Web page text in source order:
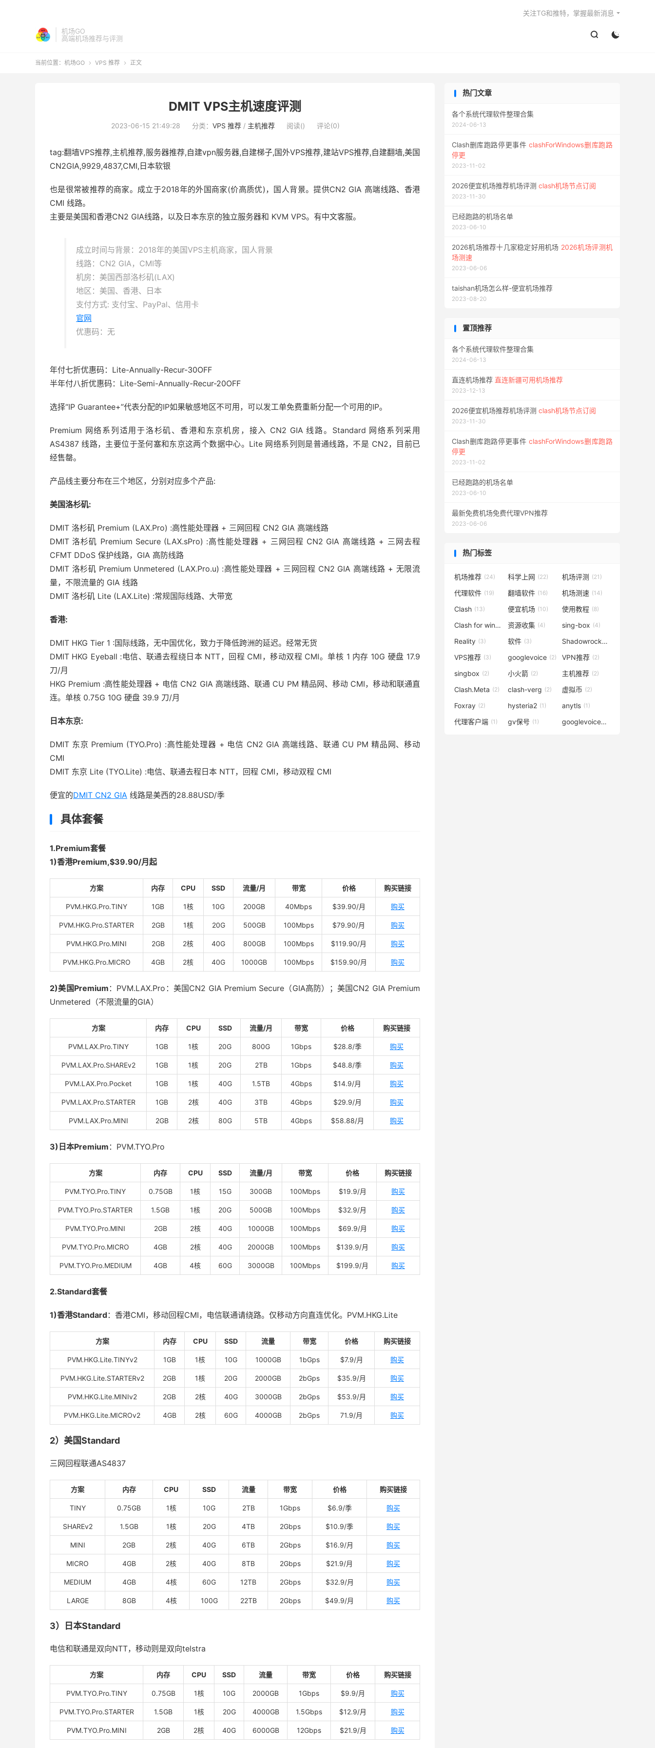
机场GO
高端机场推荐与评测
 
关注TG和推特，掌握最新消息
当前位置： 机场GO  VPS 推荐  正文
DMIT VPS主机速度评测
2023-06-15 21:49:28 分类： VPS 推荐/ 主机推荐 阅读() 评论(0)
tag:翻墙VPS推荐,主机推荐,服务器推荐,自建vpn服务器,自建梯子,国外VPS推荐,建站VPS推荐,自建翻墙,美国
CN2GIA,9929,4837,CMI,日本软银
也是很常被推荐的商家。成立于2018年的外国商家(价高质优)，国人背景。提供CN2 GIA 高端线路、香港
CMI 线路。
主要是美国和香港CN2 GIA线路，以及日本东京的独立服务器和 KVM VPS。有中文客服。
成立时间与背景：2018年的美国VPS主机商家，国人背景
线路：CN2 GIA，CMI等
机房：美国西部洛杉矶(LAX)
地区：美国、香港、日本
支付方式: 支付宝、PayPal、信用卡
官网
优惠码：无
年付七折优惠码：Lite-Annually-Recur-30OFF
半年付八折优惠码：Lite-Semi-Annually-Recur-20OFF
选择“IP Guarantee+”代表分配的IP如果敏感地区不可用，可以发工单免费重新分配一个可用的IP。
Premium 网络系列适用于洛杉矶、香港和东京机房，接入 CN2 GIA 线路。Standard 网络系列采用
AS4387 线路，主要位于圣何塞和东京这两个数据中心。Lite 网络系列则是普通线路，不是 CN2，目前已
经售罄。
产品线主要分布在三个地区，分别对应多个产品:
美国洛杉矶:
DMIT 洛杉矶 Premium (LAX.Pro) :高性能处理器 + 三网回程 CN2 GIA 高端线路
DMIT 洛杉矶 Premium Secure (LAX.sPro) :高性能处理器 + 三网回程 CN2 GIA 高端线路 + 三网去程
CFMT DDoS 保护线路，GIA 高防线路
DMIT 洛杉矶 Premium Unmetered (LAX.Pro.u) :高性能处理器 + 三网回程 CN2 GIA 高端线路 + 无限流
量，不限流量的 GIA 线路
DMIT 洛杉矶 Lite (LAX.Lite) :常规国际线路、大带宽
香港:
DMIT HKG Tier 1 :国际线路，无中国优化，致力于降低跨洲的延迟。经常无货
DMIT HKG Eyeball :电信、联通去程绕日本 NTT，回程 CMI，移动双程 CMI。单核 1 内存 10G 硬盘 17.9
刀/月
HKG Premium :高性能处理器 + 电信 CN2 GIA 高端线路、联通 CU PM 精品网、移动 CMI，移动和联通直
连。单核 0.75G 10G 硬盘 39.9 刀/月
日本东京:
DMIT 东京 Premium (TYO.Pro) :高性能处理器 + 电信 CN2 GIA 高端线路、联通 CU PM 精品网、移动
CMI
DMIT 东京 Lite (TYO.Lite) :电信、联通去程日本 NTT，回程 CMI，移动双程 CMI
便宜的DMIT CN2 GIA 线路是美西的28.88USD/季
具体套餐
1.Premium套餐
1)香港Premium,$39.90/月起
方案 内存 CPU SSD 流量/月 带宽 价格 购买链接
PVM.HKG.Pro.TINY 1GB 1核 10G 200GB 40Mbps $39.90/月 购买
PVM.HKG.Pro.STARTER 2GB 1核 20G 500GB 100Mbps $79.90/月 购买
PVM.HKG.Pro.MINI 2GB 2核 40G 800GB 100Mbps $119.90/月 购买
PVM.HKG.Pro.MICRO 4GB 2核 40G 1000GB 100Mbps $159.90/月 购买
2)美国Premium ：PVM.LAX.Pro：美国CN2 GIA Premium Secure（GIA高防）；美国CN2 GIA Premium
Unmetered（不限流量的GIA）
方案 内存 CPU SSD 流量/月 带宽 价格 购买链接
PVM.LAX.Pro.TINY 1GB 1核 20G 800G 1Gbps $28.8/季 购买
PVM.LAX.Pro.SHAREv2 1GB 1核 20G 2TB 1Gbps $48.8/季 购买
PVM.LAX.Pro.Pocket 1GB 1核 40G 1.5TB 4Gbps $14.9/月 购买
PVM.LAX.Pro.STARTER 1GB 2核 40G 3TB 4Gbps $29.9/月 购买
PVM.LAX.Pro.MINI 2GB 2核 80G 5TB 4Gbps $58.88/月 购买
3)日本Premium ：PVM.TYO.Pro
方案 内存 CPU SSD 流量/月 带宽 价格 购买链接
PVM.TYO.Pro.TINY 0.75GB 1核 15G 300GB 100Mbps $19.9/月 购买
PVM.TYO.Pro.STARTER 1.5GB 1核 20G 500GB 100Mbps $32.9/月 购买
PVM.TYO.Pro.MINI 2GB 2核 40G 1000GB 100Mbps $69.9/月 购买
PVM.TYO.Pro.MICRO 4GB 2核 40G 2000GB 100Mbps $139.9/月 购买
PVM.TYO.Pro.MEDIUM 4GB 4核 60G 3000GB 100Mbps $199.9/月 购买
2.Standard套餐
1)香港Standard：香港CMI，移动回程CMI，电信联通请绕路。仅移动方向直连优化。PVM.HKG.Lite
方案 内存 CPU SSD 流量 带宽 价格 购买链接
PVM.HKG.Lite.TINYv2 1GB 1核 10G 1000GB 1bGps $7.9/月 购买
PVM.HKG.Lite.STARTERv2 2GB 1核 20G 2000GB 2bGps $35.9/月 购买
PVM.HKG.Lite.MINIv2 2GB 2核 40G 3000GB 2bGps $53.9/月 购买
PVM.HKG.Lite.MICROv2 4GB 2核 60G 4000GB 2bGps 71.9/月 购买
2）美国Standard
三网回程联通AS4837
方案 内存 CPU SSD 流量 带宽 价格 购买链接
TINY 0.75GB 1核 10G 2TB 1Gbps $6.9/季 购买
SHAREv2 1.5GB 1核 20G 4TB 2Gbps $10.9/季 购买
MINI 2GB 2核 40G 6TB 2Gbps $16.9/月 购买
MICRO 4GB 2核 40G 8TB 2Gbps $21.9/月 购买
MEDIUM 4GB 4核 60G 12TB 2Gbps $32.9/月 购买
LARGE 8GB 4核 100G 22TB 2Gbps $49.9/月 购买
3）日本Standard
电信和联通是双向NTT，移动则是双向telstra
方案 内存 CPU SSD 流量 带宽 价格 购买链接
PVM.TYO.Pro.TINY 0.75GB 1核 10G 2000GB 1Gbps $9.9/月 购买
PVM.TYO.Pro.STARTER 1.5GB 1核 20G 4000GB 1.5Gbps $12.9/月 购买
PVM.TYO.Pro.MINI 2GB 2核 40G 6000GB 12Gbps $21.9/月 购买
热门文章
各个系统代理软件整理合集
2024-06-13
Clash删库跑路停更事件 clashForWindows删库跑路
停更
2023-11-02
2026便宜机场推荐机场评测 clash机场节点订阅
2023-11-30
已经跑路的机场名单
2023-06-10
2026机场推荐十几家稳定好用机场 2026机场评测机
场测速
2023-06-06
taishan机场怎么样-便宜机场推荐
2023-08-20
置顶推荐
各个系统代理软件整理合集
2024-06-13
直连机场推荐 直连新疆可用机场推荐
2023-12-13
2026便宜机场推荐机场评测 clash机场节点订阅
2023-11-30
Clash删库跑路停更事件 clashForWindows删库跑路
停更
2023-11-02
已经跑路的机场名单
2023-06-10
最新免费机场免费代理VPN推荐
2023-06-06
热门标签
机场推荐 (24) 科学上网 (22) 机场评测 (21)
代理软件 (19) 翻墙软件 (16) 机场测速 (14)
Clash (13) 便宜机场 (10) 使用教程 (8)
Clash for windows (5)
资源收集 (4) sing-box (4)
Reality (3) 软件 (3) Shadowrocket
VPS推荐 (3) googlevoice (2) VPN推荐 (2)
singbox (2) 小火箭 (2) 主机推荐 (2)
Clash.Meta (2) clash-verg (2) 虚拟币 (2)
Foxray (2) hysteria2 (1) anytls (1)
代理客户端 (1) gv保号 (1) googlevoice保号